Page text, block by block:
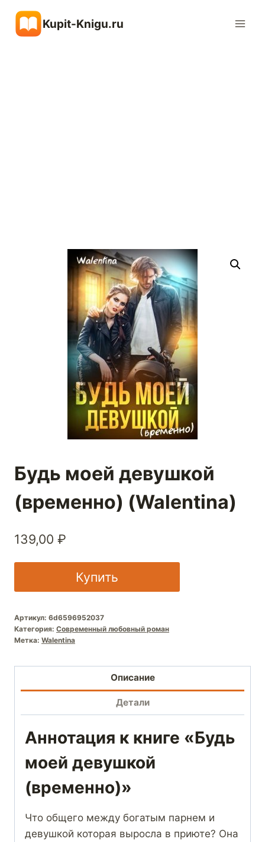
содержимому
Kupit-Knigu.ru
Будь моей девушкой
(временно) (Walentina)
139,00 ₽
Купить
Артикул: 6d6596952037
Категория: Современный любовный роман
Метка: Walentina
Описание
Детали
Аннотация к книге «Будь
моей девушкой
(временно)»
Что общего между богатым парнем и
девушкой которая выросла в приюте? Она